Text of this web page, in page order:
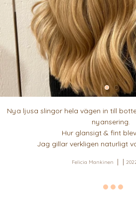
Nya ljusa slingor hela vägen in till
nyansering.
Hur glansigt & fint
Jag gillar verkligen naturligt
Felicia Mankinen